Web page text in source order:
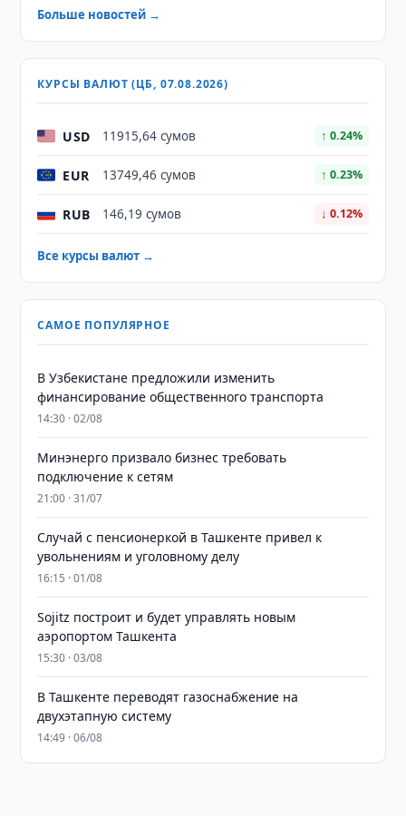
Больше новостей →
КУРСЫ ВАЛЮТ (ЦБ, 07.08.2026)
USD 11915,64 сумов ↑ 0.24%
EUR 13749,46 сумов ↑ 0.23%
RUB 146,19 сумов ↓ 0.12%
Все курсы валют →
САМОЕ ПОПУЛЯРНОЕ
В Узбекистане предложили изменить
финансирование общественного транспорта
14:30 · 02/08
Минэнерго призвало бизнес требовать
подключение к сетям
21:00 · 31/07
Случай с пенсионеркой в Ташкенте привел к
увольнениям и уголовному делу
16:15 · 01/08
Sojitz построит и будет управлять новым
аэропортом Ташкента
15:30 · 03/08
В Ташкенте переводят газоснабжение на
двухэтапную систему
14:49 · 06/08